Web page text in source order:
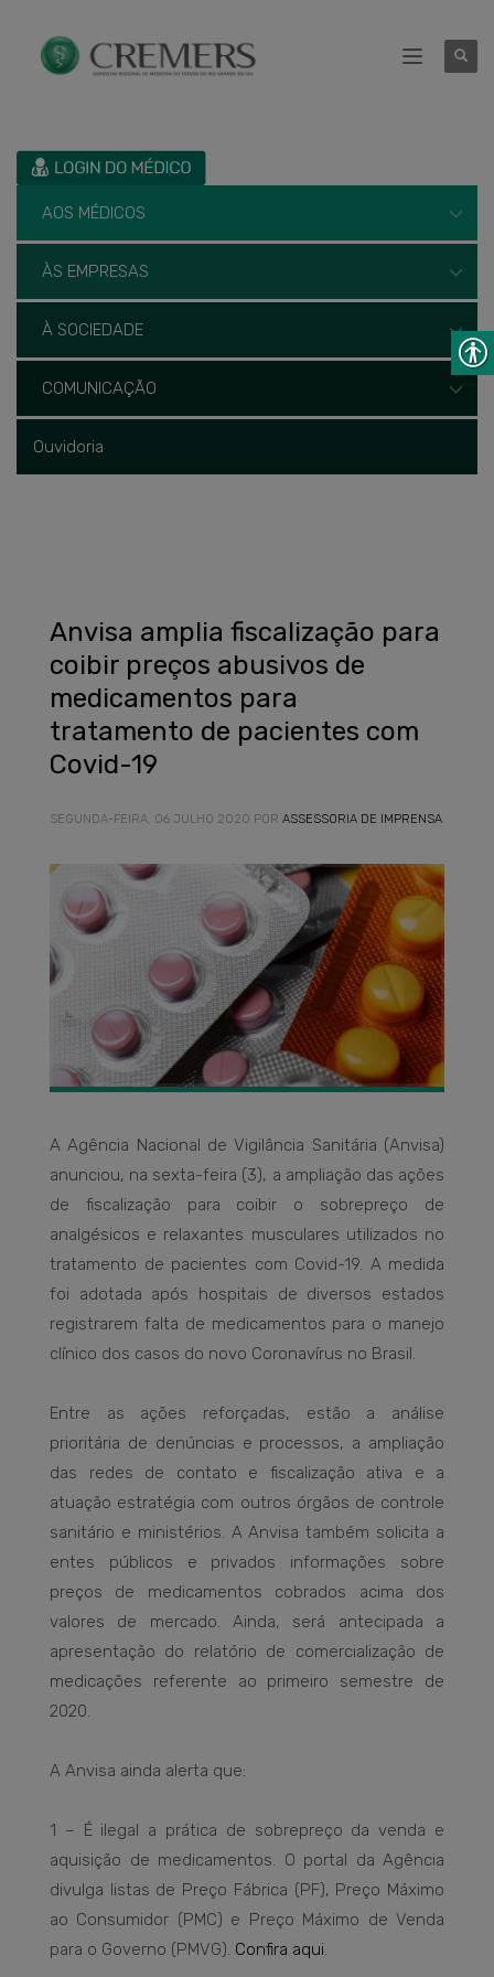
AOS MÉDICOS
ÀS EMPRESAS
À SOCIEDADE
COMUNICAÇÃO
Ouvidoria
Anvisa amplia fiscalização para
coibir preços abusivos de
medicamentos para
tratamento de pacientes com
Covid-19
SEGUNDA-FEIRA, 06 JULHO 2020 POR ASSESSORIA DE IMPRENSA
A Agência Nacional de Vigilância Sanitária (Anvisa)
anunciou, na sexta-feira (3), a ampliação das ações
de fiscalização para coibir o sobrepreço de
analgésicos e relaxantes musculares utilizados no
tratamento de pacientes com Covid-19. A medida
foi adotada após hospitais de diversos estados
registrarem falta de medicamentos para o manejo
clínico dos casos do novo Coronavírus no Brasil.
Entre as ações reforçadas, estão a análise
prioritária de denúncias e processos, a ampliação
das redes de contato e fiscalização ativa e a
atuação estratégia com outros órgãos de controle
sanitário e ministérios. A Anvisa também solicita a
entes públicos e privados informações sobre
preços de medicamentos cobrados acima dos
valores de mercado. Ainda, será antecipada a
apresentação do relatório de comercialização de
medicações referente ao primeiro semestre de
2020.
A Anvisa ainda alerta que:
1 – É ilegal a prática de sobrepreço da venda e
aquisição de medicamentos. O portal da Agência
divulga listas de Preço Fábrica (PF), Preço Máximo
ao Consumidor (PMC) e Preço Máximo de Venda
para o Governo (PMVG). Confira aqui.